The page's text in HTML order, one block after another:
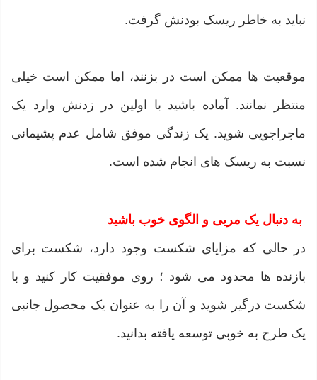
نباید به خاطر ریسک بودنش گرفت.
موقعیت ها ممکن است در بزنند، اما ممکن است خیلی
منتظر نمانند. آماده باشید با اولین در زدنش وارد یک
ماجراجویی شوید. یک زندگی موفق شامل عدم پشیمانی
نسبت به ریسک های انجام شده است.
به دنبال یک مربی و الگوی خوب باشید
در حالی که مزایای شکست وجود دارد، شکست برای
بازنده ها محدود می شود ؛ روی موفقیت کار کنید و با
شکست درگیر شوید و آن را به عنوان یک محصول جانبی
یک طرح به خوبی توسعه یافته بدانید.